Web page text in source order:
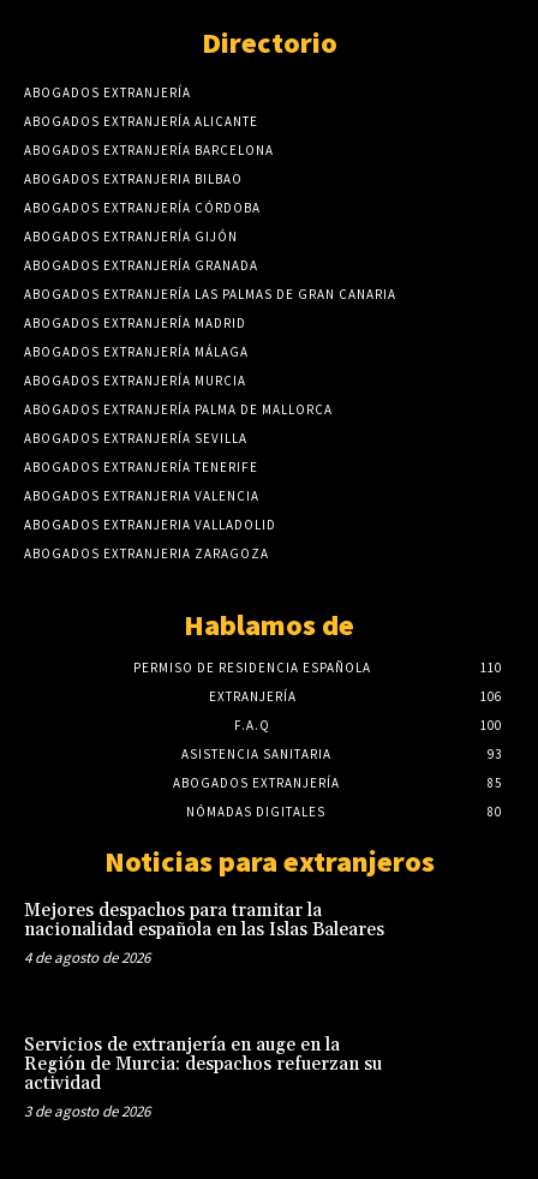
Directorio
ABOGADOS EXTRANJERÍA
ABOGADOS EXTRANJERÍA ALICANTE
ABOGADOS EXTRANJERÍA BARCELONA
ABOGADOS EXTRANJERIA BILBAO
ABOGADOS EXTRANJERÍA CÓRDOBA
ABOGADOS EXTRANJERÍA GIJÓN
ABOGADOS EXTRANJERÍA GRANADA
ABOGADOS EXTRANJERÍA LAS PALMAS DE GRAN CANARIA
ABOGADOS EXTRANJERÍA MADRID
ABOGADOS EXTRANJERÍA MÁLAGA
ABOGADOS EXTRANJERÍA MURCIA
ABOGADOS EXTRANJERÍA PALMA DE MALLORCA
ABOGADOS EXTRANJERÍA SEVILLA
ABOGADOS EXTRANJERÍA TENERIFE
ABOGADOS EXTRANJERIA VALENCIA
ABOGADOS EXTRANJERIA VALLADOLID
ABOGADOS EXTRANJERIA ZARAGOZA
Hablamos de
PERMISO DE RESIDENCIA ESPAÑOLA
110
EXTRANJERÍA
106
F.A.Q
100
ASISTENCIA SANITARIA
93
ABOGADOS EXTRANJERÍA
85
NÓMADAS DIGITALES
80
Noticias para extranjeros
Mejores despachos para tramitar la
nacionalidad española en las Islas Baleares
4 de agosto de 2026
Servicios de extranjería en auge en la
Región de Murcia: despachos refuerzan su
actividad
3 de agosto de 2026